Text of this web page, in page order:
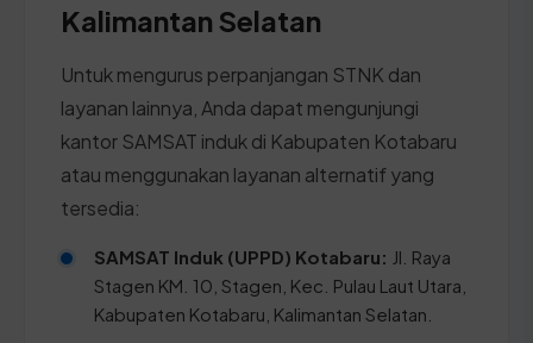
Kalimantan Selatan
Untuk mengurus perpanjangan STNK dan
layanan lainnya, Anda dapat mengunjungi
kantor SAMSAT induk di Kabupaten Kotabaru
atau menggunakan layanan alternatif yang
tersedia:
SAMSAT Induk (UPPD) Kotabaru: Jl. Raya
Stagen KM. 10, Stagen, Kec. Pulau Laut Utara,
Kabupaten Kotabaru, Kalimantan Selatan.